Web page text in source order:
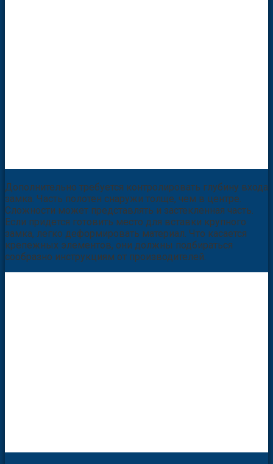
Дополнительно требуется контролировать глубину входа
замка. Часть полотен снаружи толще, чем в центре.
Сложности может представлять и застекленная часть.
Если придется готовить место для вставки крупного
замка, легко деформировать материал. Что касается
крепежных элементов, они должны подбираться
сообразно инструкциям от производителей.